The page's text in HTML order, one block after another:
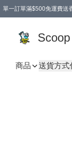
單一訂單滿$500免運費送
商品 送貨方式